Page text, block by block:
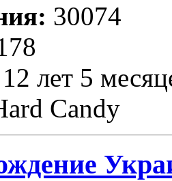
30074
12 лет 5
Candy